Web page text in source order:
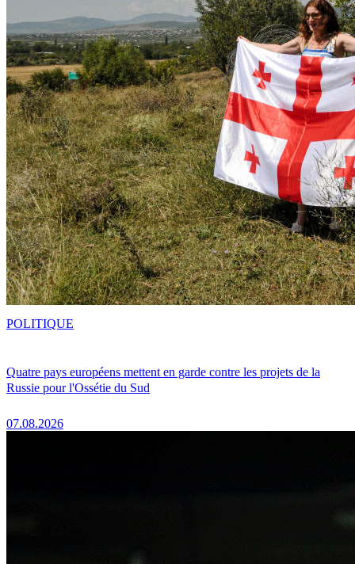
Quatre pays européens mettent en garde contre les projets de la
Russie pour l'Ossétie du Sud
07.08.2026
POLITIQUE